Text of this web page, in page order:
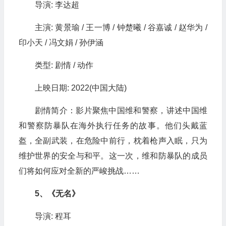
导演: 李达超
主演: 黄景瑜 / 王一博 / 钟楚曦 / 谷嘉诚 / 赵华为 /
印小天 / 冯文娟 / 孙伊涵
类型: 剧情 / 动作
上映日期: 2022(中国大陆)
剧情简介：影片聚焦中国维和警察，讲述中国维
和警察防暴队在海外执行任务的故事。他们头戴蓝
盔，全副武装，在危险中前行，枕着枪声入眠，只为
维护世界的安全与和平。这一次，维和防暴队的成员
们将如何应对全新的严峻挑战……
5、《无名》
导演: 程耳